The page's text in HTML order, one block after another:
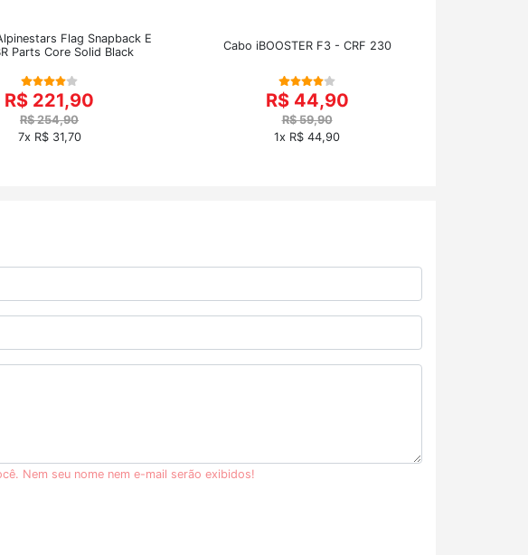
Flag Snapback E
Parts Core Solid Black
R$ 221,90
R$ 254,90
7x R$ 31,70
Cabo iBOOSTER F3 - CRF 230
R$ 44,90
R$ 59,90
1x R$ 44,90
Nem seu nome nem e-mail serão exibidos!